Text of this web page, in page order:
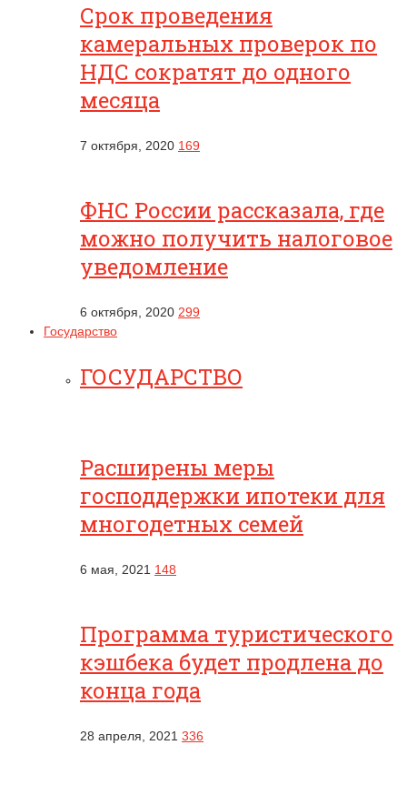
Срок проведения
камеральных проверок по
НДС сократят до одного
месяца
7 октября, 2020 169
ФНС России рассказала, где
можно получить налоговое
уведомление
6 октября, 2020 299
Государство
ГОСУДАРСТВО
Расширены меры
господдержки ипотеки для
многодетных семей
6 мая, 2021 148
Программа туристического
кэшбека будет продлена до
конца года
28 апреля, 2021 336